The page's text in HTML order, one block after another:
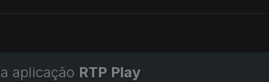
aplicação RTP Play